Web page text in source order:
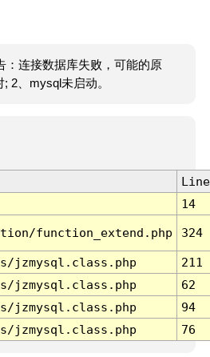
：连接数据库失败，可能的原
2、mysql未启动。
Line
14
function_extend.php 324
jzmysql.class.php
211
jzmysql.class.php
62
jzmysql.class.php
94
jzmysql.class.php 76